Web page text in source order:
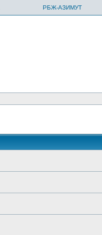
РБЖ-АЗИМУТ